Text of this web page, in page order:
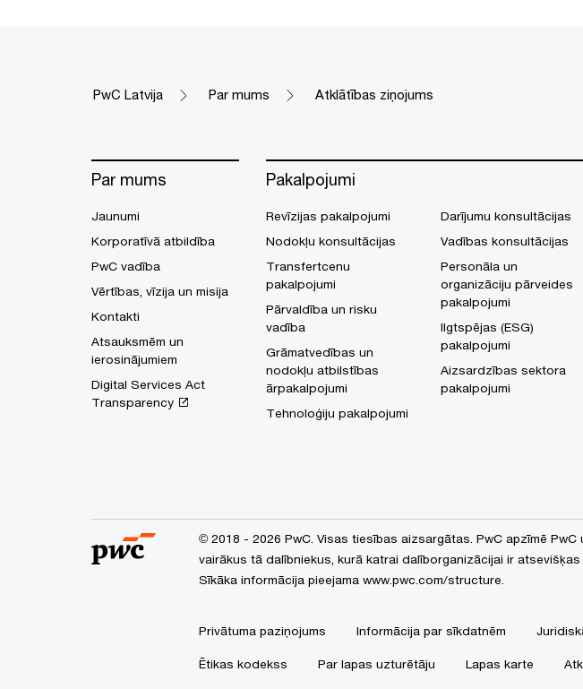
PwC Latvija Par mums Atklātības ziņojums
Par mums
Jaunumi
Korporatīvā atbildība
PwC vadība
Vērtības, vīzija un misija
Kontakti
Atsauksmēm un
ierosinājumiem
Digital Services Act
Transparency
Pakalpojumi
Revīzijas pakalpojumi
Nodokļu konsultācijas
Transfertcenu
pakalpojumi
Pārvaldība un risku
vadība
Grāmatvedības un
nodokļu atbilstības
ārpakalpojumi
Tehnoloģiju pakalpojumi
Darījumu konsultācijas
Vadības konsultācijas
Personāla un
organizāciju pārveides
pakalpojumi
Ilgtspējas (ESG)
pakalpojumi
Aizsardzības sektora
pakalpojumi
© 2018 - 2026 PwC. Visas tiesības aizsargātas. PwC apzīmē PwC
vairākus tā dalībniekus, kurā katrai dalīborganizācijai ir
Sīkāka informācija pieejama www.pwc.com/structure
Privātuma paziņojums Informācija par sīkdatnēm
Ētikas kodekss Par lapas uzturētāju Lapas karte